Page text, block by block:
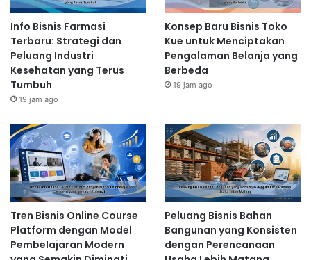
Info Bisnis Farmasi
Terbaru: Strategi dan
Peluang Industri
Kesehatan yang Terus
Tumbuh
19 jam ago
Konsep Baru Bisnis Toko
Kue untuk Menciptakan
Pengalaman Belanja yang
Berbeda
19 jam ago
Tren Bisnis Online Course
Platform dengan Model
Pembelajaran Modern
Peluang Bisnis Bahan
Bangunan yang Konsisten
dengan Perencanaan